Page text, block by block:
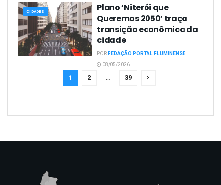
CIDADES
Plano ‘Niterói que
Queremos 2050’ traça
transição econômica da
cidade
PORREDAÇÃO PORTAL FLUMINENSE
08/05/2026
1 2 … 39